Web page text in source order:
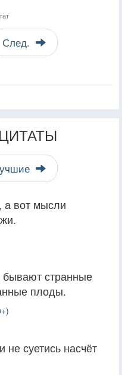
След.
а вот мысли
бывают странные
плоды.
не суетись насчёт